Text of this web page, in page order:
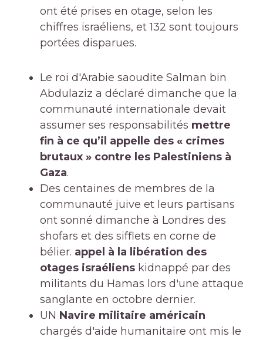
ont été prises en otage, selon les
chiffres israéliens, et 132 sont toujours
portées disparues.
Le roi d'Arabie saoudite Salman bin
Abdulaziz a déclaré dimanche que la
communauté internationale devait
assumer ses responsabilités mettre
fin à ce qu’il appelle des « crimes
brutaux » contre les Palestiniens à
Gaza.
Des centaines de membres de la
communauté juive et leurs partisans
ont sonné dimanche à Londres des
shofars et des sifflets en corne de
bélier. appel à la libération des
otages israéliens kidnappé par des
militants du Hamas lors d'une attaque
sanglante en octobre dernier.
UN Navire militaire américain
chargés d'aide humanitaire ont mis le